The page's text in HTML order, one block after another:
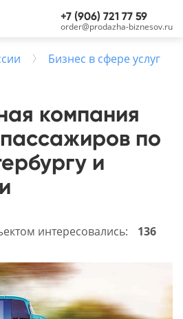
+7 (906) 721 77 59
order@prodazha-biznesov.ru
Бизнес в сфере услуг
компания
по
и
интересовались: 136